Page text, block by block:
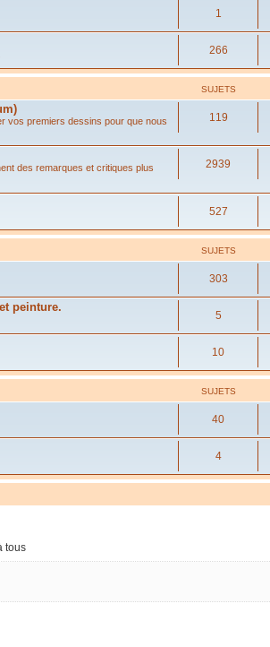
1
266
SUJETS
vos premiers dessins pour que nous
119
des remarques et critiques plus
2939
527
SUJETS
303
peinture.
5
10
SUJETS
40
4
tous